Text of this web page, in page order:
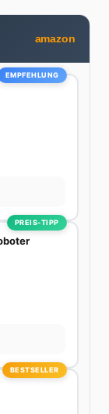
amazon
EMPFEHLUNG
PREIS-TIPP
BESTSELLER